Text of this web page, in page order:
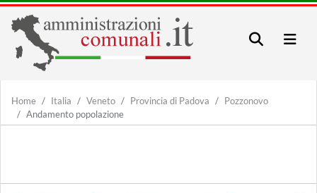
Home Italia Veneto Provincia di Padova
Pozzonovo
Andamento popolazione